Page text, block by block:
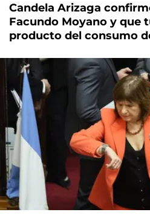
Candela Arizaga
Facundo Moyano y que
producto del consumo